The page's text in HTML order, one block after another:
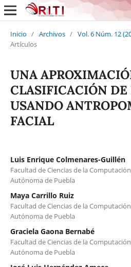
Inicio / Archivos / Vol. 6 Núm. 12
Artículos
UNA
CLASIFICACIÓN DE
USANDO
FACIAL
Luis Enrique Colmenares-Guillén
Facultad de Ciencias de la
Autónoma de Puebla
Maya Carrillo Ruiz
Facultad de Ciencias de la
Autónoma de Puebla
Graciela Gaona Bernabé
Facultad de Ciencias de la
Autónoma de Puebla